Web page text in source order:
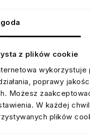
z plików cookie
poprawy
Możesz
W każdej
plików